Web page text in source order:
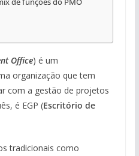
Office) é um
organização que tem
com a gestão de projetos
é EGP (Escritório de
tradicionais como